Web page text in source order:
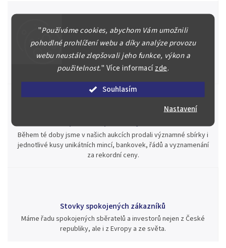
"Používáme cookies, abychom Vám umožnili
pohodlné prohlížení webu a díky analýze provozu
webu neustále zlepšovali jeho funkce, výkon a
použitelnost." Více informacízde.
Souhlasím
Nastavení
Špičkové služby za nejlepší ceny
Náš kolektiv specialistů a znalců se Vám bude plně věnovat.
Posoudíme kvalitu a pravost Vašeho materiálu, prodáme v naší
aukci nebo Vám poradíme kam investovat.
Během té doby jsme v našich aukcích prodali významné sbírky i
jednotlivé kusy unikátních mincí, bankovek, řádů a vyznamenání
za rekordní ceny.
Stovky spokojených zákazníků
Máme řadu spokojených sběratelů a investorů nejen z České
republiky, ale i z Evropy a ze světa.